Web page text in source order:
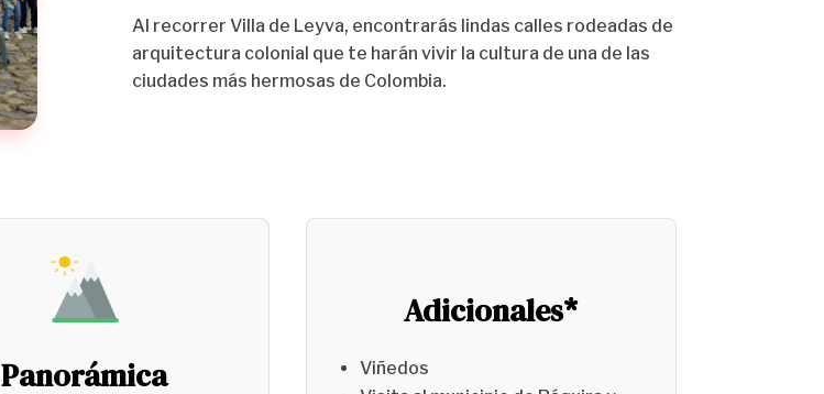
Al recorrer Villa de Leyva, encontrarás lindas calles rodeadas de
arquitectura colonial que te harán vivir la cultura de una de las
ciudades más hermosas de Colombia.
Panorámica
Adicionales*
Viñedos